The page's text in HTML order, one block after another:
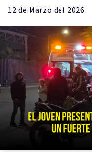
12 de Marzo del 2026